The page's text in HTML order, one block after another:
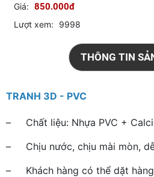
Giá: 850.000đ
Lượt xem: 9998
THÔNG TIN
TRANH 3D - PVC
– Chất liệu: Nhựa PVC +
– Chịu nước, chịu mài mòn,
– Khách hàng có thể dặt